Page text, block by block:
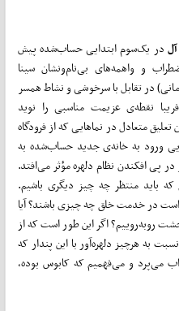
آلدر یک‌سوم ابتدایی حساب‌شده پیش
و واهمه‌های بی‌نام‌ونشان سینا
در تقابل با سرخوشی و نشاط همسر
نقطه‌ی عزیمت مناسبی را نوید
متعادل در نماهایی که از فرودگاه
ورود به خانه‌ی جدید حساب‌شده به
پی افکندن نظام دلهره مؤثر می‌افتد.
باید منتظر چه چیز دیگری باشیم.
در خدمت خلق چه چیزی باشند؟ آیا
روبه‌روییم؟ اگر این طور است که از
به هرچیز دلهره‌آور با این پندار که
می‌پرد و می‌فهمیم که کابوس بوده،